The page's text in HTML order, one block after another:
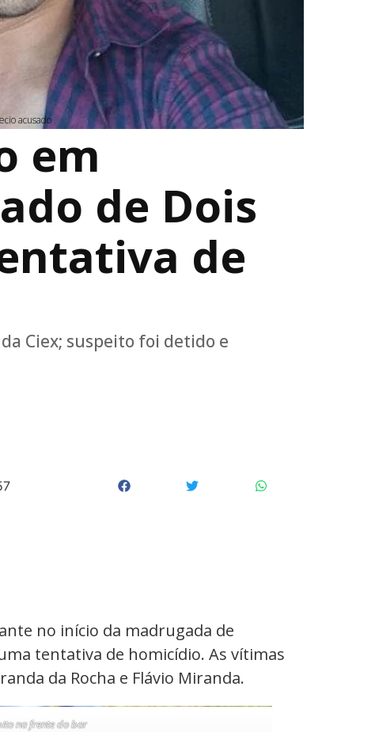
acusado
em
de Dois
de
Ciex; suspeito foi detido e
no início da madrugada de
tentativa de homicídio. As vítimas
da Rocha e Flávio Miranda.
na frente do bar